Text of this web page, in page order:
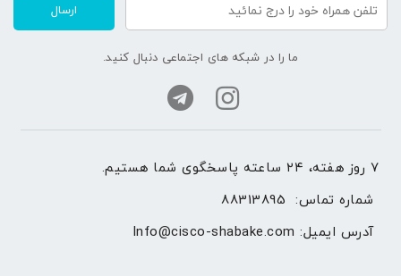
ارسال
ما را در شبکه های اجتماعی دنبال کنید.
۷ روز هفته، ۲۴ ساعته پاسخگوی شما هستیم.
شماره تماس: 88313895
آدرس ایمیل: Info@cisco-shabake.com